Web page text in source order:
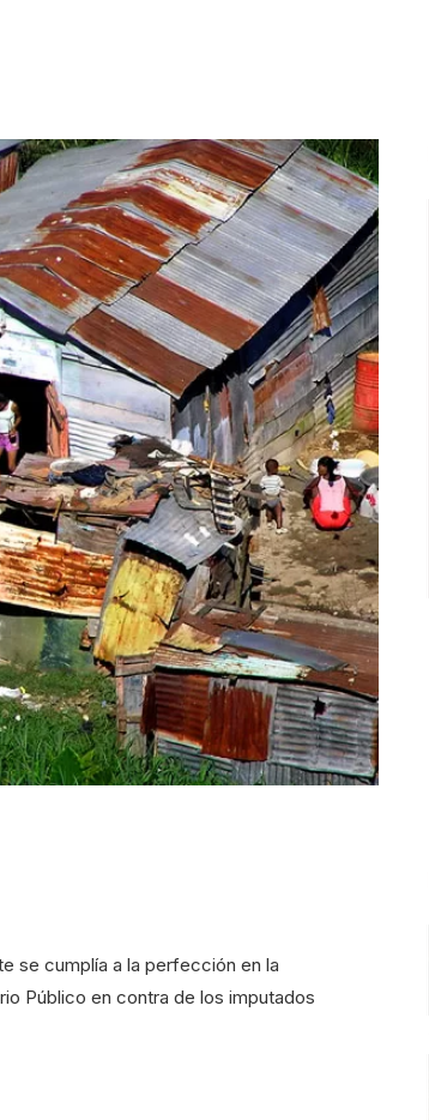
se cumplía a la perfección en la
Público en contra de los imputados